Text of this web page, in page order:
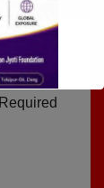
Required